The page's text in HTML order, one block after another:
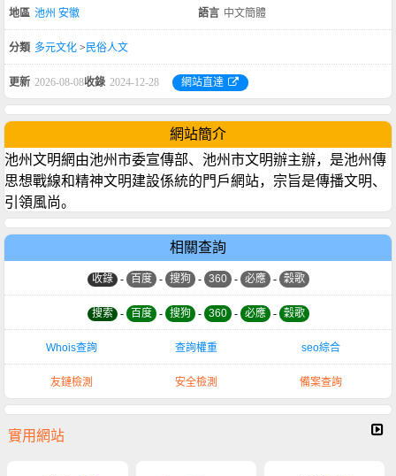
地區 池州 安徽 語言 中文簡體
分類 多元文化 > 民俗人文
更新 2026-08-08收錄 2024-12-28 網站直達
網站簡介
池州文明網由池州市委宣傳部、池州市文明辦主辦，是池州傳
思想戰線和精神文明建設係統的門戶網站，宗旨是傳播文明、
引領風尚。
相關查詢
收錄 - 百度 - 搜狗 - 360 - 必應 - 穀歌
搜索 - 百度 - 搜狗 - 360 - 必應 - 穀歌
Whois查詢 查詢權重 seo綜合
友鏈檢測 安全檢測 備案查詢
實用網站